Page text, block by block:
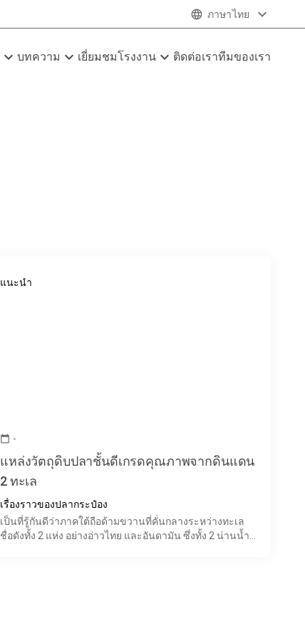
language ภาษาไทย expand_more
expand_more บทความ expand_more เยี่ยมชมโรงงาน expand_more ติดต่อเราทีมของเรา
แนะนำ
calendar_today -
แหล่งวัตถุดิบปลาชั้นดีเกรดคุณภาพจากดินแดน
2 ทะเล
เรื่องราวของปลากระป๋อง
เป็นที่รู้กันดีว่าภาคใต้ถือด้ามขวานที่คั่นกลางระหว่างทะเล
ชื่อดังทั้ง 2 แห่ง อย่างอ่าวไทย และอันดามัน ซึ่งทั้ง 2 น่านน้ำ